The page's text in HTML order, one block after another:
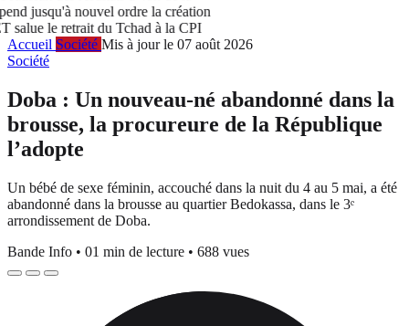
clôtureTchad: LA HAMA suspend jusqu'à nouvel ordre la création
des journaux en ligneL’ADHET salue le retrait du Tchad à la CPI
Accueil Société Mis à jour le 07 août 2026
Société
Doba : Un nouveau-né abandonné dans la
brousse, la procureure de la République
l’adopte
Un bébé de sexe féminin, accouché dans la nuit du 4 au 5 mai, a été
abandonné dans la brousse au quartier Bedokassa, dans le 3ᵉ
arrondissement de Doba.
Bande Info • 01 min de lecture • 688 vues